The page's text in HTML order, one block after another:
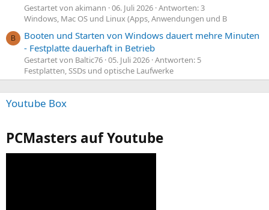
Gestartet von akimann 06. Juli 2026 Antworten: 3
Windows, Mac OS und Linux (Apps, Anwendungen und B
B
Booten und Starten von Windows dauert mehre Minuten
- Festplatte dauerhaft in Betrieb
Gestartet von Baltic76 05. Juli 2026 Antworten: 5
Festplatten, SSDs und optische Laufwerke
Youtube Box
PCMasters auf Youtube